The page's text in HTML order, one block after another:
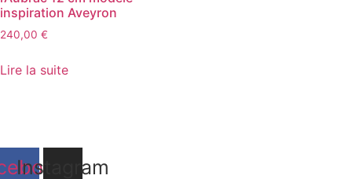
inspiration Aveyron
240,00 €
Lire la suite
Instagram